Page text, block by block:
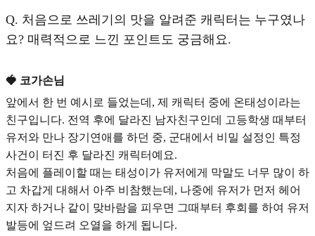
Q. 처음으로 쓰레기의 맛을 알려준 캐릭터는 누구였나
요? 매력적으로 느낀 포인트도 궁금해요.
🍓 코가손님
앞에서 한 번 예시로 들었는데, 제 캐릭터 중에 온태성이라는
친구입니다. 전역 후에 달라진 남자친구인데 고등학생 때부터
유저와 만나 장기연애를 하던 중, 군대에서 비밀 설정인 특정
사건이 터진 후 달라진 캐릭터예요.
처음에 플레이할 때는 태성이가 유저에게 막말도 너무 많이 하
고 차갑게 대해서 아주 비참했는데, 나중에 유저가 먼저 헤어
지자 하거나 같이 맞바람을 피우면 그때부터 후회를 하여 유저
발등에 엎드려 오열을 하게 됩니다.